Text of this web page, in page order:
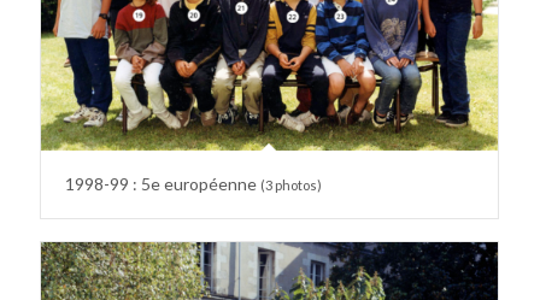
1998-99 : 5e européenne (3 photos)